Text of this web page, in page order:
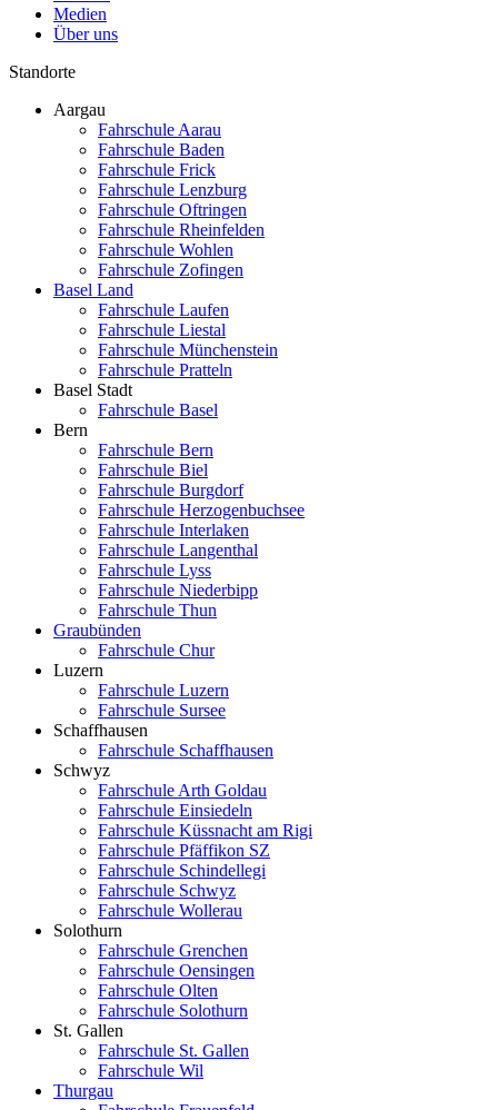
Medien
Über uns
Standorte
Aargau
Fahrschule Aarau
Fahrschule Baden
Fahrschule Frick
Fahrschule Lenzburg
Fahrschule Oftringen
Fahrschule Rheinfelden
Fahrschule Wohlen
Fahrschule Zofingen
Basel Land
Fahrschule Laufen
Fahrschule Liestal
Fahrschule Münchenstein
Fahrschule Pratteln
Basel Stadt
Fahrschule Basel
Bern
Fahrschule Bern
Fahrschule Biel
Fahrschule Burgdorf
Fahrschule Herzogenbuchsee
Fahrschule Interlaken
Fahrschule Langenthal
Fahrschule Lyss
Fahrschule Niederbipp
Fahrschule Thun
Graubünden
Fahrschule Chur
Luzern
Fahrschule Luzern
Fahrschule Sursee
Schaffhausen
Fahrschule Schaffhausen
Schwyz
Fahrschule Arth Goldau
Fahrschule Einsiedeln
Fahrschule Küssnacht am Rigi
Fahrschule Pfäffikon SZ
Fahrschule Schindellegi
Fahrschule Schwyz
Fahrschule Wollerau
Solothurn
Fahrschule Grenchen
Fahrschule Oensingen
Fahrschule Olten
Fahrschule Solothurn
St. Gallen
Fahrschule St. Gallen
Fahrschule Wil
Thurgau